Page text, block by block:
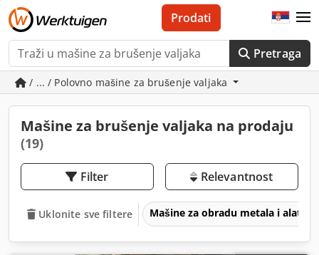
Pretraga
Prodati
/ ... / Polovno mašine za brušenje valjaka
Mašine za brušenje valjaka na prodaju
(19)
Filter Relevantnost
Uklonite sve filtere Mašine za obradu metala i alatne